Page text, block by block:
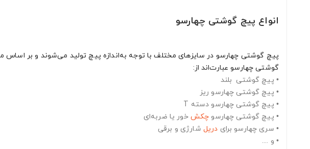
انواع پیچ‌ گوشتی چهارسو
پیچ‌ گوشتی چهارسو در سایزهای مختلف با توجه به‌اندازه پیچ تولید می‌شوند و بر
گوشتی چهارسو عبارت‌اند از:
• پیچ‌ گوشتی بلند
• پیچ‌ گوشتی چهارسو ریز
• پیچ‌ گوشتی چهارسو دسته T
• پیچ‌ گوشتی چهارسو چکش خور یا ضربه‌ای
• سری چهارسو برای دریل شارژی و برقی
• و ....